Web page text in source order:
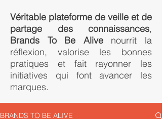
Véritable plateforme de veille et de
partage des connaissances,
Brands To Be Alivenourrit la
réflexion, valorise les bonnes
pratiques et fait rayonner les
initiatives qui font avancer les
marques.
BRANDS TO BE ALIVE